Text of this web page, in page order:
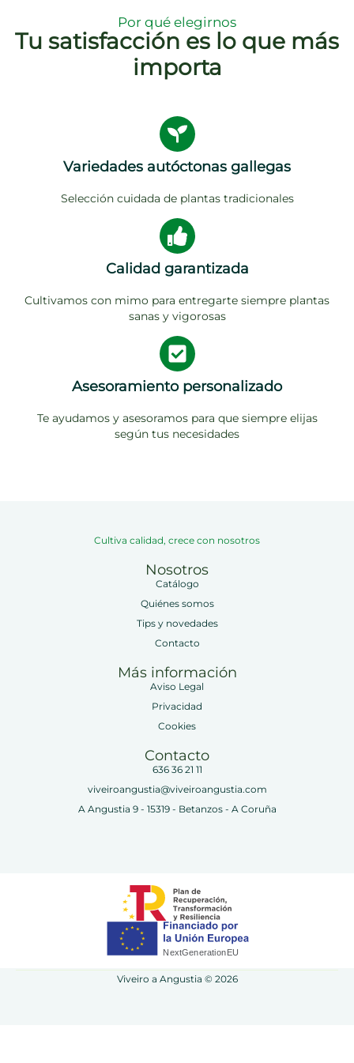
Por qué elegirnos
Tu satisfacción es lo que más
importa
Variedades autóctonas gallegas
Selección cuidada de plantas tradicionales
Calidad garantizada
Cultivamos con mimo para entregarte siempre plantas
sanas y vigorosas
Asesoramiento personalizado
Te ayudamos y asesoramos para que siempre elijas
según tus necesidades
Cultiva calidad, crece con nosotros
Nosotros
Catálogo
Quiénes somos
Tips y novedades
Contacto
Más información
Aviso Legal
Privacidad
Cookies
Contacto
636 36 21 11
viveiroangustia@viveiroangustia.com
A Angustia 9 - 15319 - Betanzos - A Coruña
Viveiro a Angustia © 2026